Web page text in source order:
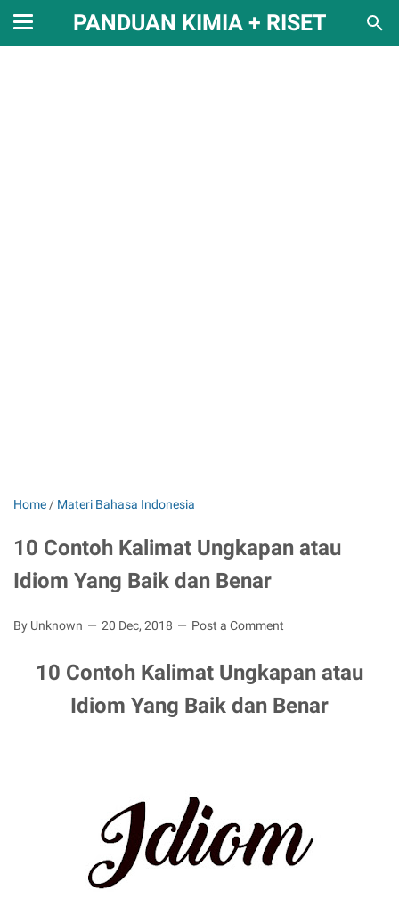
PANDUAN KIMIA + RISET
Home / Materi Bahasa Indonesia
10 Contoh Kalimat Ungkapan atau
Idiom Yang Baik dan Benar
By Unknown 20 Dec, 2018 Post a Comment
10 Contoh Kalimat Ungkapan atau
Idiom Yang Baik dan Benar